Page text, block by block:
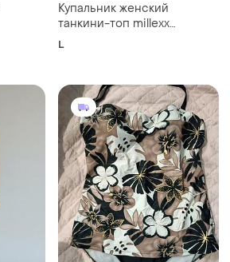
Купальник женский
танкини-топ millexx
зеленый тропический
L